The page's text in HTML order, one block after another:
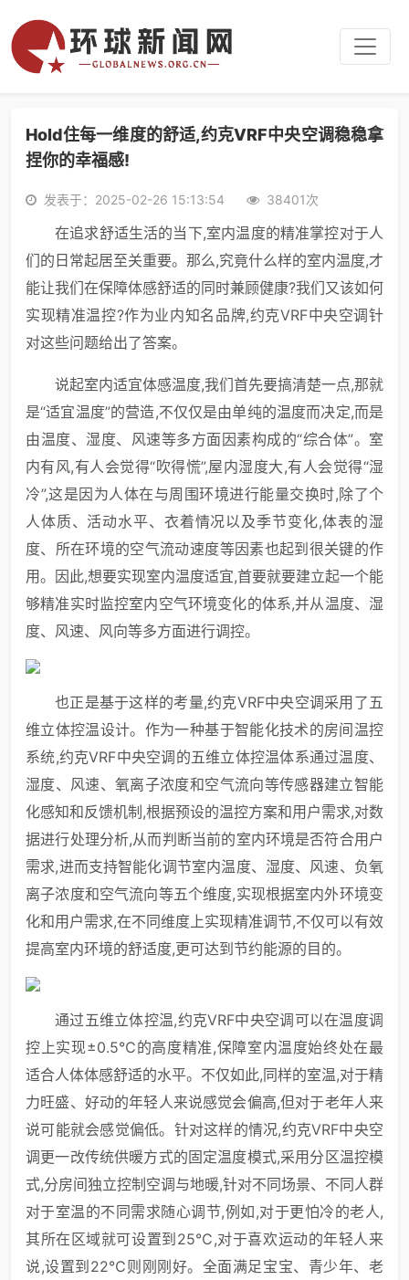
Hold住每一维度的舒适,约克VRF中央空调稳稳拿
捏你的幸福感!
发表于：2025-02-26 15:13:54 38401次
在追求舒适生活的当下,室内温度的精准掌控对于人
们的日常起居至关重要。那么,究竟什么样的室内温度,才
能让我们在保障体感舒适的同时兼顾健康?我们又该如何
实现精准温控?作为业内知名品牌,约克VRF中央空调针
对这些问题给出了答案。
说起室内适宜体感温度,我们首先要搞清楚一点,那就
是“适宜温度”的营造,不仅仅是由单纯的温度而决定,而是
由温度、湿度、风速等多方面因素构成的“综合体”。室
内有风,有人会觉得“吹得慌”,屋内湿度大,有人会觉得“湿
冷”,这是因为人体在与周围环境进行能量交换时,除了个
人体质、活动水平、衣着情况以及季节变化,体表的湿
度、所在环境的空气流动速度等因素也起到很关键的作
用。因此,想要实现室内温度适宜,首要就要建立起一个能
够精准实时监控室内空气环境变化的体系,并从温度、湿
度、风速、风向等多方面进行调控。
也正是基于这样的考量,约克VRF中央空调采用了五
维立体控温设计。作为一种基于智能化技术的房间温控
系统,约克VRF中央空调的五维立体控温体系通过温度、
湿度、风速、氧离子浓度和空气流向等传感器建立智能
化感知和反馈机制,根据预设的温控方案和用户需求,对数
据进行处理分析,从而判断当前的室内环境是否符合用户
需求,进而支持智能化调节室内温度、湿度、风速、负氧
离子浓度和空气流向等五个维度,实现根据室内外环境变
化和用户需求,在不同维度上实现精准调节,不仅可以有效
提高室内环境的舒适度,更可达到节约能源的目的。
通过五维立体控温,约克VRF中央空调可以在温度调
控上实现±0.5℃的高度精准,保障室内温度始终处在最
适合人体体感舒适的水平。不仅如此,同样的室温,对于精
力旺盛、好动的年轻人来说感觉会偏高,但对于老年人来
说可能就会感觉偏低。针对这样的情况,约克VRF中央空
调更一改传统供暖方式的固定温度模式,采用分区温控模
式,分房间独立控制空调与地暖,针对不同场景、不同人群
对于室温的不同需求随心调节,例如,对于更怕冷的老人,
其所在区域就可设置到25℃,对于喜欢运动的年轻人来
说,设置到22℃则刚刚好。全面满足宝宝、青少年、老